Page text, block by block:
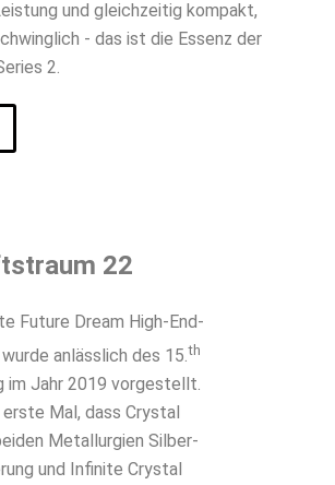
und gleichzeitig kompakt,
- das ist die Essenz der
2.
22
Future Dream High-End-
anlässlich des 15.th
im Jahr 2019 vorgestellt.
erste Mal, dass Crystal
Metallurgien Silber-
und Infinite Crystal